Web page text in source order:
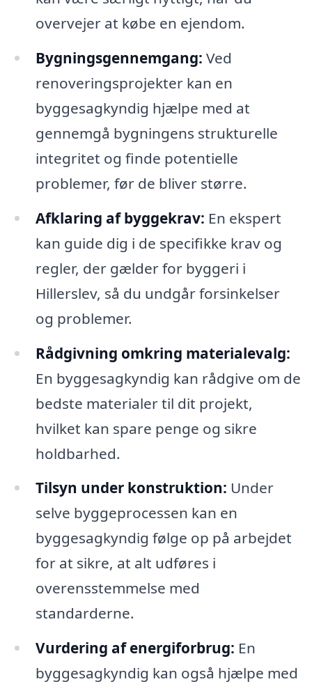
overvejer at købe en ejendom.
Bygningsgennemgang: Ved
renoveringsprojekter kan en
byggesagkyndig hjælpe med at
gennemgå bygningens strukturelle
integritet og finde potentielle
problemer, før de bliver større.
Afklaring af byggekrav: En ekspert
kan guide dig i de specifikke krav og
regler, der gælder for byggeri i
Hillerslev, så du undgår forsinkelser
og problemer.
Rådgivning omkring materialevalg:
En byggesagkyndig kan rådgive om de
bedste materialer til dit projekt,
hvilket kan spare penge og sikre
holdbarhed.
Tilsyn under konstruktion: Under
selve byggeprocessen kan en
byggesagkyndig følge op på arbejdet
for at sikre, at alt udføres i
overensstemmelse med
standarderne.
Vurdering af energiforbrug: En
byggesagkyndig kan også hjælpe med